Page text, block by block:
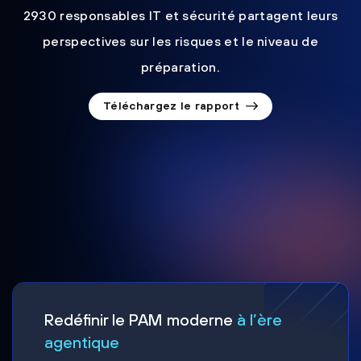
2930 responsables IT et sécurité partagent leurs
perspectives sur les risques et le niveau de
préparation.
Téléchargez le rapport
Redéfinir le PAM moderne à l’ère
agentique